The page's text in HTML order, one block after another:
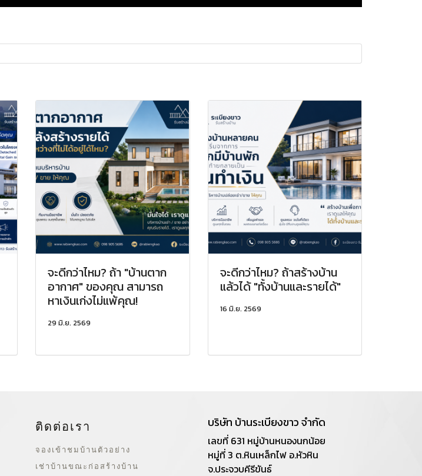
จะดีกว่าไหม? ถ้า "บ้านตาก
อากาศ" ของคุณ สามารถ
หาเงินเก่งไม่แพ้คุณ!
29 มิ.ย. 2569
จะดีกว่าไหม? ถ้าสร้างบ้าน
แล้วได้ "ทั้งบ้านและรายได้"
16 มิ.ย. 2569
ติดต่อเรา
จองเข้าชมบ้านตัวอย่าง
เช่าบ้านขณะก่อสร้างบ้าน
บริษัท บ้านระเบียงขาว จำกัด
เลขที่ 631 หมู่บ้านหนองนกน้อย
หมู่ที่ 3 ต.หินเหล็กไฟ อ.หัวหิน
จ.ประจวบคีรีขันธ์